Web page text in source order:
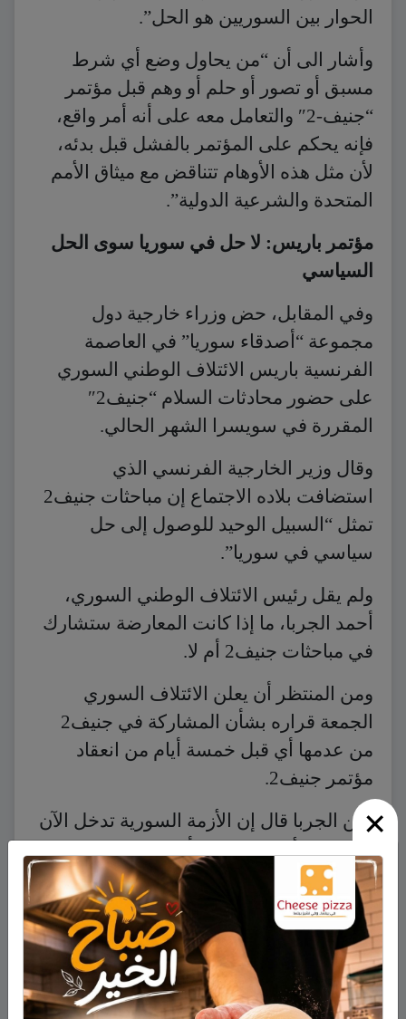
×
الحوار بين السوريين هو الحل”.
وأشار الى أن “من يحاول وضع أي شرط
مسبق أو تصور أو حلم أو وهم قبل مؤتمر
“جنيف-2″ والتعامل معه على أنه أمر واقع،
فإنه يحكم على المؤتمر بالفشل قبل بدئه،
لأن مثل هذه الأوهام تتناقض مع ميثاق الأمم
المتحدة والشرعية الدولية”.
مؤتمر باريس: لا حل في سوريا سوى الحل
السياسي
وفي المقابل، حض وزراء خارجية دول
مجموعة “أصدقاء سوريا” في العاصمة
الفرنسية باريس الائتلاف الوطني السوري
على حضور محادثات السلام “جنيف2″
المقررة في سويسرا الشهر الحالي.
وقال وزير الخارجية الفرنسي الذي
استضافت بلاده الاجتماع إن مباحثات جنيف2
تمثل “السبيل الوحيد للوصول إلى حل
سياسي في سوريا”.
ولم يقل رئيس الائتلاف الوطني السوري،
أحمد الجربا، ما إذا كانت المعارضة ستشارك
في مباحثات جنيف2 أم لا.
ومن المنتظر أن يعلن الائتلاف السوري
الجمعة قراره بشأن المشاركة في جنيف2
من عدمها أي قبل خمسة أيام من انعقاد
مؤتمر جنيف2.
لكن الجربا قال إن الأزمة السورية تدخل الآن
على أن الأسد لن يقوم بأي دور في مستقبل
سوريا.
ويأتي المؤتمر في الوقت الذي عبرت فيه
الأمم المتحدة عن مخاوفها العميقة بسبب
انقطاع السبل بالسوريين بسبب القتال الدائر